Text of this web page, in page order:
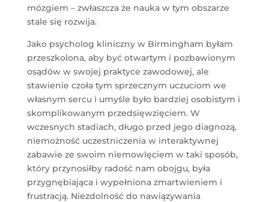
mózgiem – zwłaszcza że nauka w tym obszarze
stale się rozwija.
Jako psycholog kliniczny w Birmingham byłam
przeszkolona, aby być otwartym i pozbawionym
osądów w swojej praktyce zawodowej, ale
stawienie czoła tym sprzecznym uczuciom we
własnym sercu i umyśle było bardziej osobistym i
skomplikowanym przedsięwzięciem. W
wczesnych stadiach, długo przed jego diagnozą,
niemożność uczestniczenia w interaktywnej
zabawie ze swoim niemowlęciem w taki sposób,
który przynosiłby radość nam obojgu, była
przygnębiająca i wypełniona zmartwieniem i
frustracją. Niezdolność do nawiązywania